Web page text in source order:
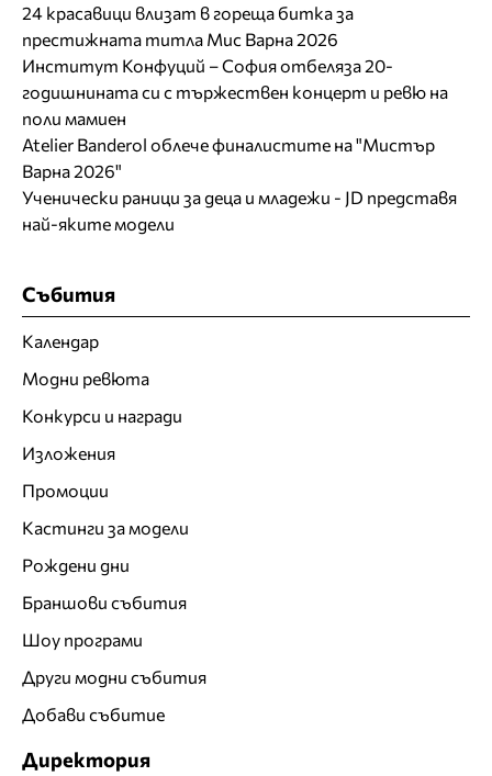
24 красавици влизат в гореща битка за
престижната титла Мис Варна 2026
Институт Конфуций – София отбеляза 20-
годишнината си с тържествен концерт и ревю на
поли мамиен
Atelier Banderol облече финалистите на "Мистър
Варна 2026"
Ученически раници за деца и младежи - JD представя
най-яките модели
Събития
Календар
Модни ревюта
Конкурси и награди
Изложения
Промоции
Кастинги за модели
Рождени дни
Браншови събития
Шоу програми
Други модни събития
Добави събитие
Директория